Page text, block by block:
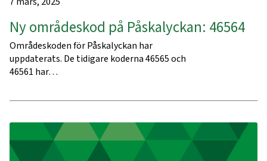
Ny områdeskod på Påskalyckan: 46564
Områdeskoden för Påskalyckan har
uppdaterats. De tidigare koderna 46565 och
46561 har…